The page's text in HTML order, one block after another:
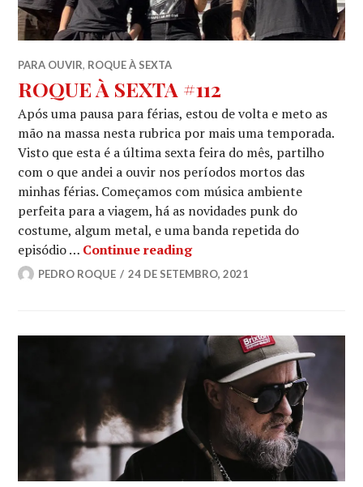
PARA OUVIR, ROQUE À SEXTA
ROQUE À SEXTA #112
Após uma pausa para férias, estou de volta e meto as
mão na massa nesta rubrica por mais uma temporada.
Visto que esta é a última sexta feira do mês, partilho
com o que andei a ouvir nos períodos mortos das
minhas férias. Começamos com música ambiente
perfeita para a viagem, há as novidades punk do
costume, algum metal, e uma banda repetida do
episódio … Continue readingROQUE À SEXTA #112
PEDRO ROQUE 24 DE SETEMBRO, 2021